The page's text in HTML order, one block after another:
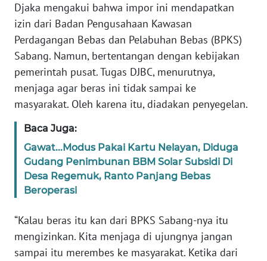
Djaka mengakui bahwa impor ini mendapatkan
izin dari Badan Pengusahaan Kawasan
Perdagangan Bebas dan Pelabuhan Bebas (BPKS)
Sabang. Namun, bertentangan dengan kebijakan
pemerintah pusat. Tugas DJBC, menurutnya,
menjaga agar beras ini tidak sampai ke
masyarakat. Oleh karena itu, diadakan penyegelan.
Baca Juga:
Gawat...Modus Pakai Kartu Nelayan, Diduga
Gudang Penimbunan BBM Solar Subsidi Di
Desa Regemuk, Ranto Panjang Bebas
Beroperasi
“Kalau beras itu kan dari BPKS Sabang-nya itu
mengizinkan. Kita menjaga di ujungnya jangan
sampai itu merembes ke masyarakat. Ketika dari
Wahana
News
WN
SUMUT
JAKARTA
WN
JABAR
BANTEN
WN